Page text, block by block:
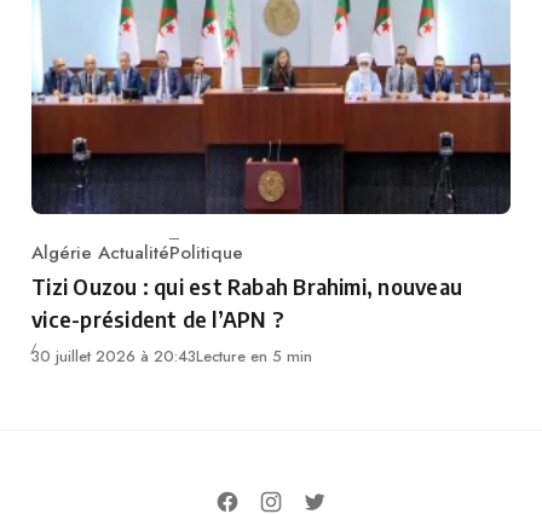
Category
Algérie ActualitéPolitique
Tizi Ouzou : qui est Rabah Brahimi, nouveau
vice-président de l’APN ?
30 juillet 2026 à 20:43Lecture en 5 min